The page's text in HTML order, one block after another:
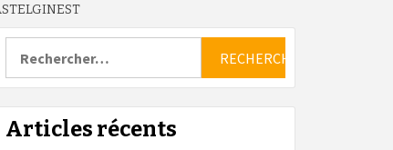
Articles récents